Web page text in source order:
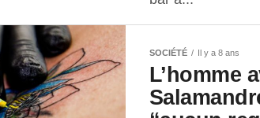
SOCIÉTÉ Il y a 8 ans
L’homme